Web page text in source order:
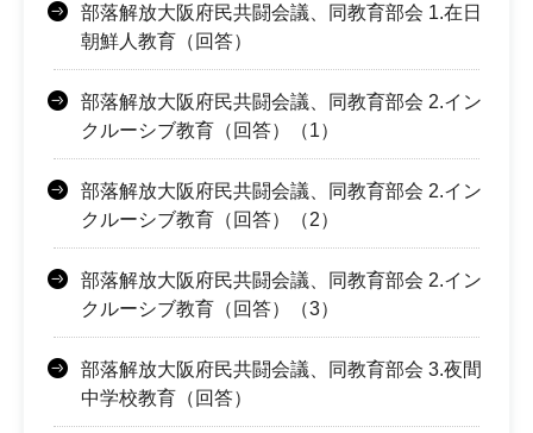
部落解放大阪府民共闘会議、同教育部会 1.在日
朝鮮人教育（回答）
部落解放大阪府民共闘会議、同教育部会 2.イン
クルーシブ教育（回答）（1）
部落解放大阪府民共闘会議、同教育部会 2.イン
クルーシブ教育（回答）（2）
部落解放大阪府民共闘会議、同教育部会 2.イン
クルーシブ教育（回答）（3）
部落解放大阪府民共闘会議、同教育部会 3.夜間
中学校教育（回答）